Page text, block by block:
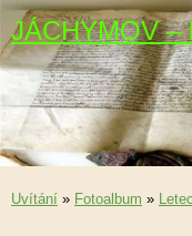
JÁCHYMOV –
Uvítání » Fotoalbum »